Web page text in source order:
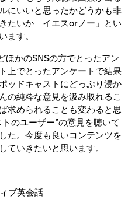
にいいと思ったかどうかも非
たいか イエスorノー」とい
ます。
かのSNSの方でとったアン
上でとったアンケートで結果
ッドキャストにどっぷり浸か
の純粋な意見を汲み取れるこ
求められることも変わると思
のユーザー”の意見を聴いて
た。今度も良いコンテンツを
ていきたいと思います。
ブ英会話